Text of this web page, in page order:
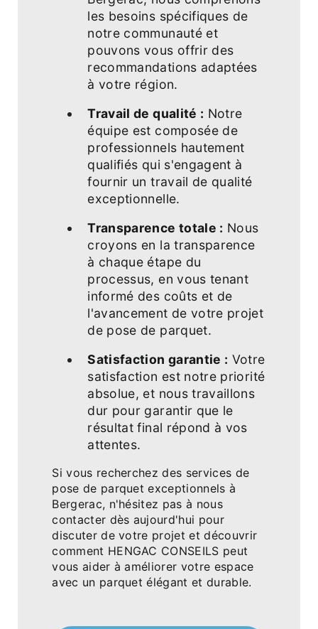
les besoins spécifiques de
notre communauté et
pouvons vous offrir des
recommandations adaptées
à votre région.
Travail de qualité : Notre
équipe est composée de
professionnels hautement
qualifiés qui s'engagent à
fournir un travail de qualité
exceptionnelle.
Transparence totale : Nous
croyons en la transparence
à chaque étape du
processus, en vous tenant
informé des coûts et de
l'avancement de votre projet
de pose de parquet.
Satisfaction garantie : Votre
satisfaction est notre priorité
absolue, et nous travaillons
dur pour garantir que le
résultat final répond à vos
attentes.
Si vous recherchez des services de
pose de parquet exceptionnels à
Bergerac, n'hésitez pas à nous
contacter dès aujourd'hui pour
discuter de votre projet et découvrir
comment HENGAC CONSEILS peut
vous aider à améliorer votre espace
avec un parquet élégant et durable.